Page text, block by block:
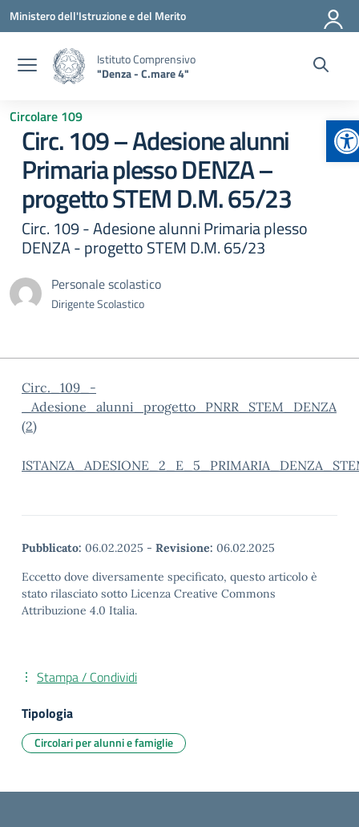
Vai ai contenuti
Vai al menu di navigazione
Vai al footer
Ministero dell'Istruzione e del Merito
Istituto Comprensivo
"Denza - C.mare 4"
Circolare 109
Circ. 109 – Adesione alunni
Primaria plesso DENZA –
progetto STEM D.M. 65/23
Circ. 109 - Adesione alunni Primaria plesso
DENZA - progetto STEM D.M. 65/23
Personale scolastico
Dirigente Scolastico
Circ._109_-
_Adesione_alunni_progetto_PNRR_STEM_DENZA
(2)
Pubblicato: 06.02.2025 - Revisione: 06.02.2025
Eccetto dove diversamente specificato, questo articolo è
stato rilasciato sotto Licenza Creative Commons
Attribuzione 4.0 Italia.
Stampa / Condividi
Tipologia
Circolari per alunni e famiglie